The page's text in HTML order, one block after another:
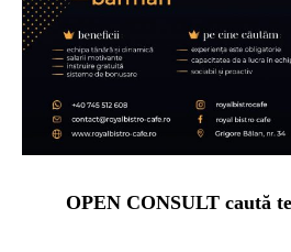
OPEN CONSULT caută